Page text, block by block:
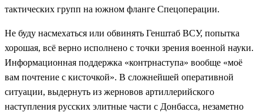
тактических групп на южном фланге Спецоперации.
Не буду насмехаться или обвинять Генштаб ВСУ, попытка
хорошая, всё верно исполнено с точки зрения военной науки.
Информационная поддержка «контрнаступа» вообще «моё
вам почтение с кисточкой». В сложнейшей оперативной
ситуации, выдернуть из жерновов артиллерийского
наступления русских элитные части с Донбасса, незаметно